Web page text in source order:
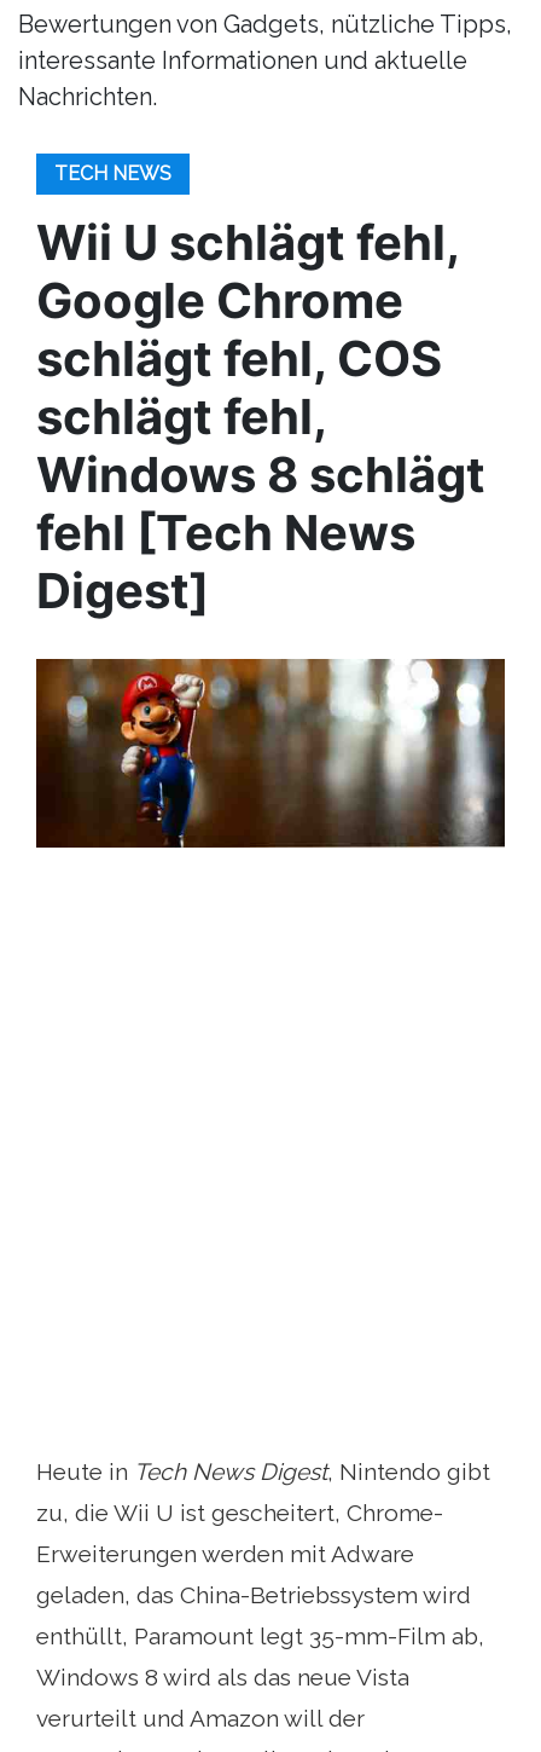
Bewertungen von Gadgets, nützliche Tipps,
interessante Informationen und aktuelle
Nachrichten.
TECH NEWS
Wii U schlägt fehl,
Google Chrome
schlägt fehl, COS
schlägt fehl,
Windows 8 schlägt
fehl [Tech News
Digest]
Heute in Tech News Digest, Nintendo gibt
zu, die Wii U ist gescheitert, Chrome-
Erweiterungen werden mit Adware
geladen, das China-Betriebssystem wird
enthüllt, Paramount legt 35-mm-Film ab,
Windows 8 wird als das neue Vista
verurteilt und Amazon will der